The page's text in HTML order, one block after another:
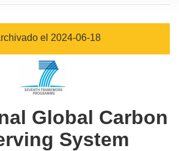
el 2024-06-18
Global Carbon
System